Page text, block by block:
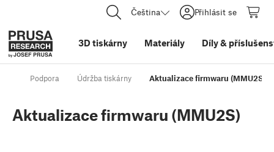
Čeština Přihlásit se
3D tiskárny Materiály Díly&
Podpora Údržba tiskárny Aktualizace firmwaru (MMU2S)
Aktualizace firmwaru (MMU2S)